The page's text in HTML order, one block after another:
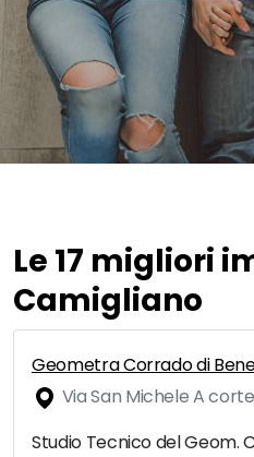
Le 17 migliori
Camigliano
Geometra Corrado di
Via San Michele A
Studio Tecnico del Geom.